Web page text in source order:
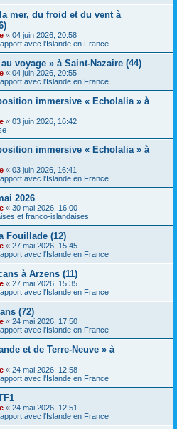
mer, du froid et du vent à
« 04 juin 2026, 20:58
avec l'Islande en France
voyage » à Saint-Nazaire (44)
« 04 juin 2026, 20:55
avec l'Islande en France
immersive « Echolalia » à
« 03 juin 2026, 16:42
immersive « Echolalia » à
« 03 juin 2026, 16:41
avec l'Islande en France
2026
« 30 mai 2026, 16:00
et franco-islandaises
Fouillade (12)
« 27 mai 2026, 15:45
avec l'Islande en France
à Arzens (11)
« 27 mai 2026, 15:35
avec l'Islande en France
(72)
« 24 mai 2026, 17:50
avec l'Islande en France
et de Terre-Neuve » à
« 24 mai 2026, 12:58
avec l'Islande en France
« 24 mai 2026, 12:51
avec l'Islande en France